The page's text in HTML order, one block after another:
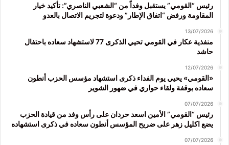
رئيس “القومي” يستقبل وفداً من “الشعبي الناصري”: تأكيد خيار
المقاومة ورفض “اتفاق الإطار” ودعوة لتجريم الاتصال بالعدو
13/07/2026
منفذية عكار في القومي تحيي الذكرى 77 لاستشهاد سعاده باحتفال
حاشد
12/07/2026
«القومي» يحيي يوم الفداء ذكرى استشهاد مؤسس الحزب أنطون
سعاده بوقفة ولقاء حواري في ضهور الشوير
07/07/2026
رئيس “القومي” الأمين اسعد حردان على رأس وفد من قيادة الحزب
يضع اكليل زهر على ضريح المؤسس أنطون سعاده في ذكرى استشهاده
07/07/2026